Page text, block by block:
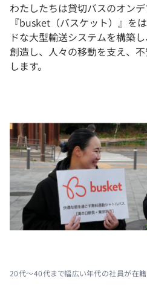
わたしたちは貸切バスのオン
『busket（バスケット）』を
ドな大型輸送システムを構築
創造し、人々の移動を支え、
します。
20代〜40代まで幅広い年代の社員が在籍